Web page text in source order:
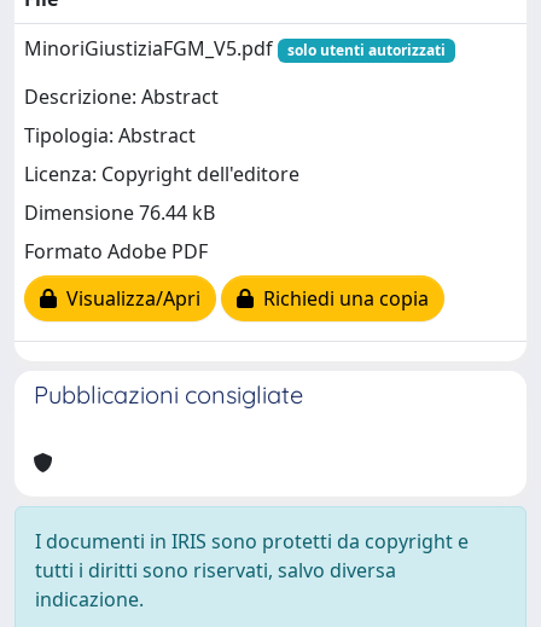
MinoriGiustiziaFGM_V5.pdf
solo utenti autorizzati
Descrizione: Abstract
Tipologia: Abstract
Licenza: Copyright dell'editore
Dimensione 76.44 kB
Formato Adobe PDF
Visualizza/Apri
Richiedi una copia
Pubblicazioni consigliate
I documenti in IRIS sono protetti da copyright e
tutti i diritti sono riservati, salvo diversa
indicazione.